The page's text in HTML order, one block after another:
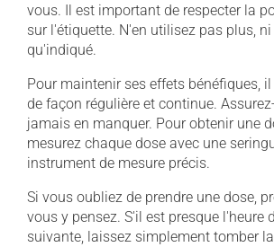
vous. Il est important de respecter la
sur l'étiquette. N'en utilisez pas plus,
qu'indiqué.
Pour maintenir ses effets bénéfiques,
de façon régulière et continue.
jamais en manquer. Pour obtenir une
mesurez chaque dose avec une
instrument de mesure précis.
Si vous oubliez de prendre une dose,
vous y pensez. S'il est presque l'heure
suivante, laissez simplement tomber